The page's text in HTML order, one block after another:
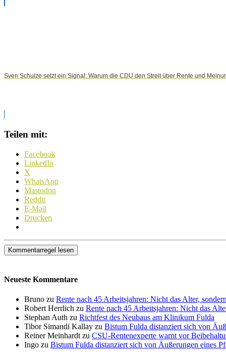
Sven Schulze setzt ein Signal: Warum die CDU den Streit über Rente und
Teilen mit:
Facebook
LinkedIn
X
WhatsApp
Mastodon
Reddit
E-Mail
Drucken
Kommentarregel lesen
Neueste Kommentare
Bruno zu Rente nach 45 Arbeitsjahren: Nicht das Alter,
Robert Herrlich zu Rente nach 45 Arbeitsjahren: Nicht das
Stephan Auth zu Richtfest des Neubaus am Klinikum Fulda
Tibor Simandi Kallay zu Bistum Fulda distanziert sich von
Reiner Meinhardt zu CSU-Rentenexperte warnt vor
Ingo zu Bistum Fulda distanziert sich von Äußerungen eines